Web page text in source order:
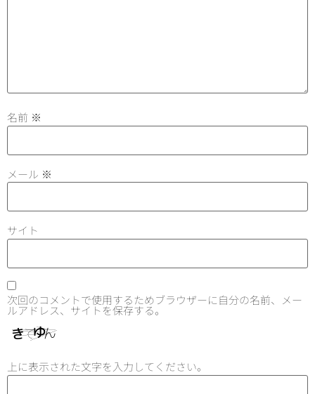
名前 ※
メール ※
サイト
次回のコメントで使用するためブラウザーに自分の名前、メー
ルアドレス、サイトを保存する。
上に表示された文字を入力してください。